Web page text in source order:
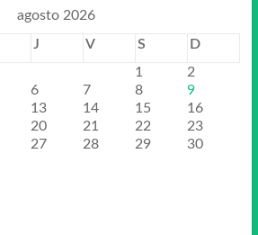
agosto 2026
J V S
D
1
2
6 7 8
9
13 14 15
16
20 21 22
23
27 28 29
30